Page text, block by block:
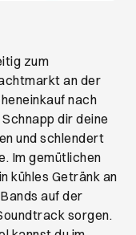
zum
an der
nach
dir deine
und schlendert
Im gemütlichen
kühles Getränk an
auf der
sorgen.